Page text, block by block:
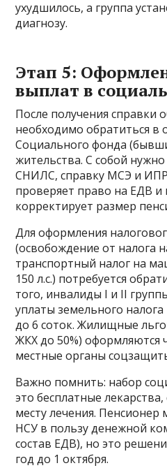
ухудшилось, а группа
диагнозу.
Этап 5:
выплат в
После получения справки
необходимо обратиться в
Социального фонда
жительства. С собой
СНИЛС, справку МСЭ и
проверяет право на ЕДВ и
корректирует размер
Для оформления
(освобождение от налога
транспортный налог на
150 л.с.) потребуется
того, инвалиды I и II
уплаты земельного
до 6 соток. Жилищные
ЖКХ до 50%)
местные органы
Важно помнить: набор
это бесплатные
месту лечения. Пенсионер
НСУ в пользу денежной
состав ЕДВ), но это
год до 1 октября.